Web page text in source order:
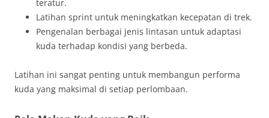
teratur.
Latihan sprint untuk meningkatkan kecepatan di trek.
Pengenalan berbagai jenis lintasan untuk adaptasi
kuda terhadap kondisi yang berbeda.
Latihan ini sangat penting untuk membangun performa
kuda yang maksimal di setiap perlombaan.